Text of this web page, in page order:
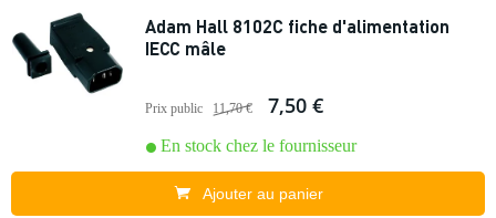
Adam Hall 8102C fiche d'alimentation
IECC mâle
Prix public 11,70 € 7,50 €
En stock chez le fournisseur
Ajouter au panier